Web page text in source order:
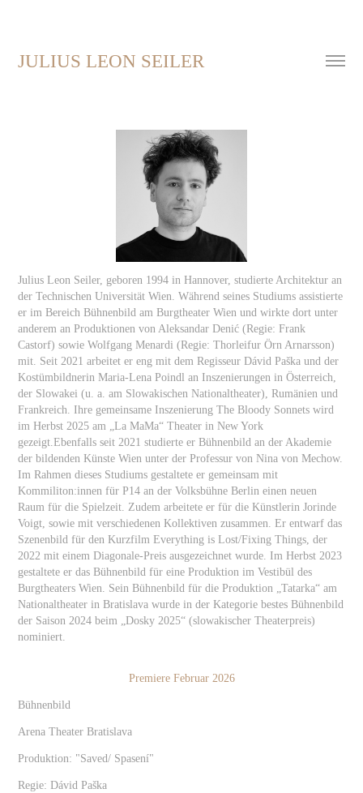
JULIUS LEON SEILER
Julius Leon Seiler, geboren 1994 in Hannover, studierte Architektur an
der Technischen Universität Wien. Während seines Studiums assistierte
er im Bereich Bühnenbild am Burgtheater Wien und wirkte dort unter
anderem an Produktionen von Aleksandar Denić (Regie: Frank
Castorf) sowie Wolfgang Menardi (Regie: Thorleifur Örn Arnarsson)
mit. Seit 2021 arbeitet er eng mit dem Regisseur Dávid Paška und der
Kostümbildnerin Maria-Lena Poindl an Inszenierungen in Österreich,
der Slowakei (u. a. am Slowakischen Nationaltheater), Rumänien und
Frankreich. Ihre gemeinsame Inszenierung The Bloody Sonnets wird
im Herbst 2025 am „La MaMa“ Theater in New York
gezeigt.Ebenfalls seit 2021 studierte er Bühnenbild an der Akademie
der bildenden Künste Wien unter der Professur von Nina von Mechow.
Im Rahmen dieses Studiums gestaltete er gemeinsam mit
Kommiliton:innen für P14 an der Volksbühne Berlin einen neuen
Raum für die Spielzeit. Zudem arbeitete er für die Künstlerin Jorinde
Voigt, sowie mit verschiedenen Kollektiven zusammen. Er entwarf das
Szenenbild für den Kurzfilm Everything is Lost/Fixing Things, der
2022 mit einem Diagonale-Preis ausgezeichnet wurde. Im Herbst 2023
gestaltete er das Bühnenbild für eine Produktion im Vestibül des
Burgtheaters Wien. Sein Bühnenbild für die Produktion „Tatarka“ am
Nationaltheater in Bratislava wurde in der Kategorie bestes Bühnenbild
der Saison 2024 beim „Dosky 2025“ (slowakischer Theaterpreis)
nominiert.
Premiere Februar 2026
Bühnenbild
Arena Theater Bratislava
Produktion: "Saved/ Spasení"
Regie: Dávid Paška